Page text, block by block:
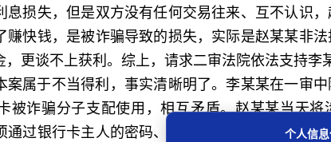
息损失，但是双方没有任何交易往来、互不认识
赚快钱，是被诈骗导致的损失，实际是赵某某非
更谈不上获利。综上，请求二审法院依法支持李
于不当得利，事实清晰明了。李某某在一审中
被诈骗分子支配使用，相互矛盾。赵某某当天
过银行卡主人的密码、验证码等安全手续才可以
个人信